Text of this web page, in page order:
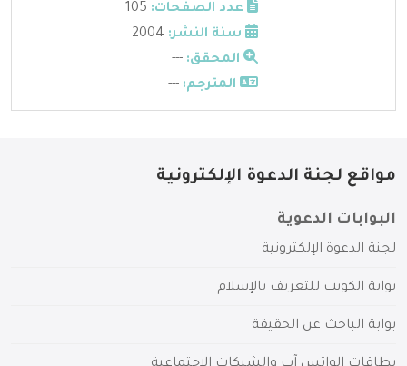
عدد الصفحات:
سنة النشر:
المحقق: ---
المترجم: ---
مواقع لجنة الدعوة الإلكترونية
البوابات الدعوية
لجنة الدعوة الإلكترونية
بوابة الكويت للتعريف بالإسلام
بوابة الباحث عن الحقيقة